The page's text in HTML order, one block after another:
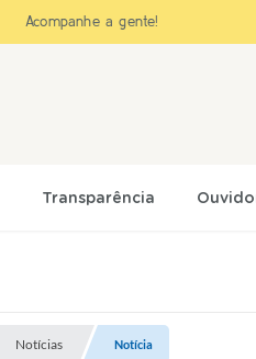
Acompanhe a gente!
Transparência
Notícias Notícia